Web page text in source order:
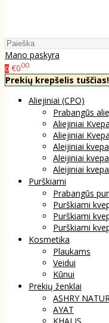
Mano paskyra
0 €000
Prekių krepšelis tuščias!
Aliejiniai (CPO)
Prabangūs
Aliejiniai
Aliejiniai
Aleijiniai
Aleijiniai
Aleijiniai
Purškiami
Prabangūs
Purškiami
Purškiami
Purškiami
Kosmetika
Plaukams
Veidui
Kūnui
Prekių ženklai
ASHRY
AYAT
KHALIS